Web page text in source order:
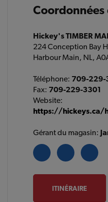
Coordonnées
Hickey's TIMBER
224 Conception Bay
Harbour Main, NL,
Téléphone: 709-229-
Fax: 709-229-3301
Website:
https://hickeys.ca/
Gérant du magasin:
ITINÉRAIRE